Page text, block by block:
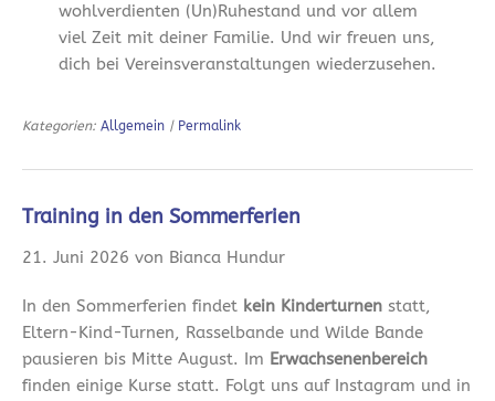
wohlverdienten (Un)Ruhestand und vor allem
viel Zeit mit deiner Familie. Und wir freuen uns,
dich bei Vereinsveranstaltungen wiederzusehen.
Kategorien: Allgemein | Permalink
Training in den Sommerferien
21. Juni 2026 von Bianca Hundur
In den Sommerferien findet kein Kinderturnen statt,
Eltern-Kind-Turnen, Rasselbande und Wilde Bande
pausieren bis Mitte August. Im Erwachsenenbereich
finden einige Kurse statt. Folgt uns auf Instagram und in